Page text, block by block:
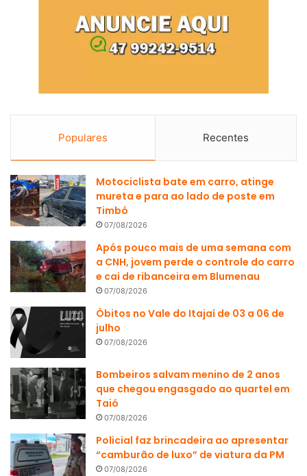
Populares Recentes
Motociclista bate em carro, atinge
mureta e para ao lado de poste em
Timbó
07/08/2026
Após pouco mais de uma semana com
a CNH, jovem perde o controle do carro
e cai de ribanceira em Blumenau
07/08/2026
Óbitos no Vale do Itajaí de 03 a 06 de
julho
07/08/2026
Bombeiros salvam menino de 2 anos
que chegou engasgado ao quartel em
Taió
07/08/2026
Policial faz brincadeira ao apresentar
“camburão de luxo” de viatura da PM
07/08/2026